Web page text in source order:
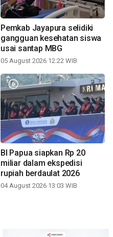
Pemkab Jayapura selidiki
gangguan kesehatan siswa
usai santap MBG
05 August 2026 12:22 WIB
BI Papua siapkan Rp 20
miliar dalam ekspedisi
rupiah berdaulat 2026
04 August 2026 13:03 WIB